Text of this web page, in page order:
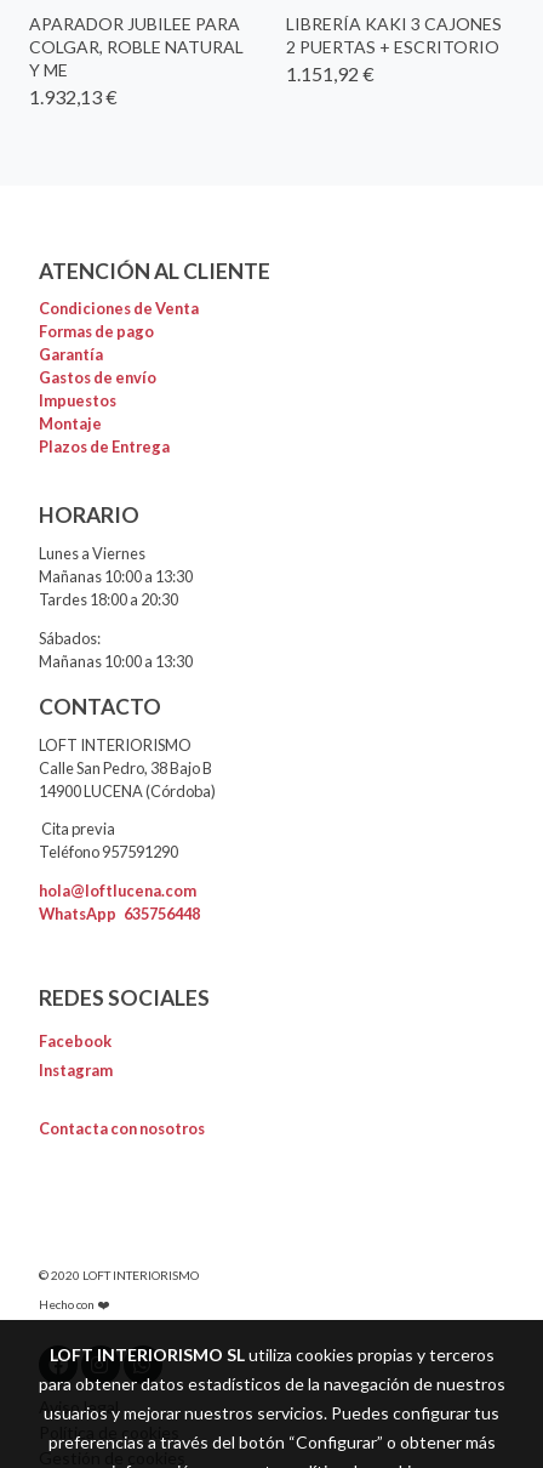
APARADOR JUBILEE PARA
COLGAR, ROBLE NATURAL
Y ME
1.932,13 €
LIBRERÍA KAKI 3 CAJONES
2 PUERTAS + ESCRITORIO
1.151,92 €
ATENCIÓN AL CLIENTE
Condiciones de Venta
Formas de pago
Garantía
Gastos de envío
Impuestos
Montaje
Plazos de Entrega
HORARIO
Lunes a Viernes
Mañanas 10:00 a 13:30
Tardes 18:00 a 20:30
Sábados:
Mañanas 10:00 a 13:30
CONTACTO
LOFT INTERIORISMO
Calle San Pedro, 38 Bajo B
14900 LUCENA (Córdoba)
Cita previa
Teléfono 957591290
hola@loftlucena.com
WhatsApp 635756448
REDES SOCIALES
Facebook
Instagram
Contacta con nosotros
© 2020 LOFT INTERIORISMO
Hecho con ❤️
Aviso legal
Política de cookies
Gestión de cookies
LOFT INTERIORISMO SLutiliza cookies propias y terceros
para obtener datos estadísticos de la navegación de nuestros
usuarios y mejorar nuestros servicios. Puedes configurar tus
preferencias a través del botón “Configurar” o obtener más